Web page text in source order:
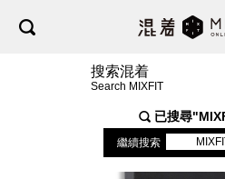
搜索混着
Search MIXFIT
已搜尋"
繼續搜索